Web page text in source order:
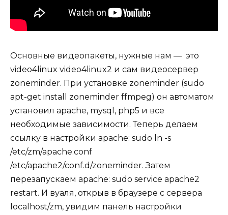
Основные видеопакеты, нужные нам — это
video4linux video4linux2 и сам видеосервер
zoneminder. При установке zoneminder (sudo
apt-get install zoneminder ffmpeg) он автоматом
установил apache, mysql, php5 и все
необходимые зависимости. Теперь делаем
ссылку в настройки apache: sudo ln -s
/etc/zm/apache.conf
/etc/apache2/conf.d/zoneminder. Затем
перезапускаем apache: sudo service apache2
restart. И вуаля, открыв в браузере с сервера
localhost/zm, увидим панель настройки